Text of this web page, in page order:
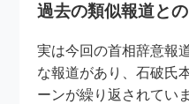
過去の類似報道と
実は今回の首相辞意報
な報道があり、石破氏
ーンが繰り返されてい